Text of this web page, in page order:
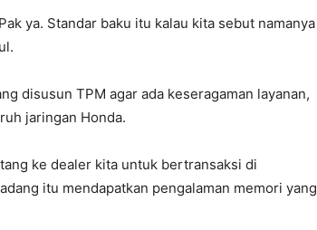
ya. Standar baku itu kalau kita sebut namanya
disusun TPM agar ada keseragaman layanan,
jaringan Honda.
ke dealer kita untuk bertransaksi di
itu mendapatkan pengalaman memori yang